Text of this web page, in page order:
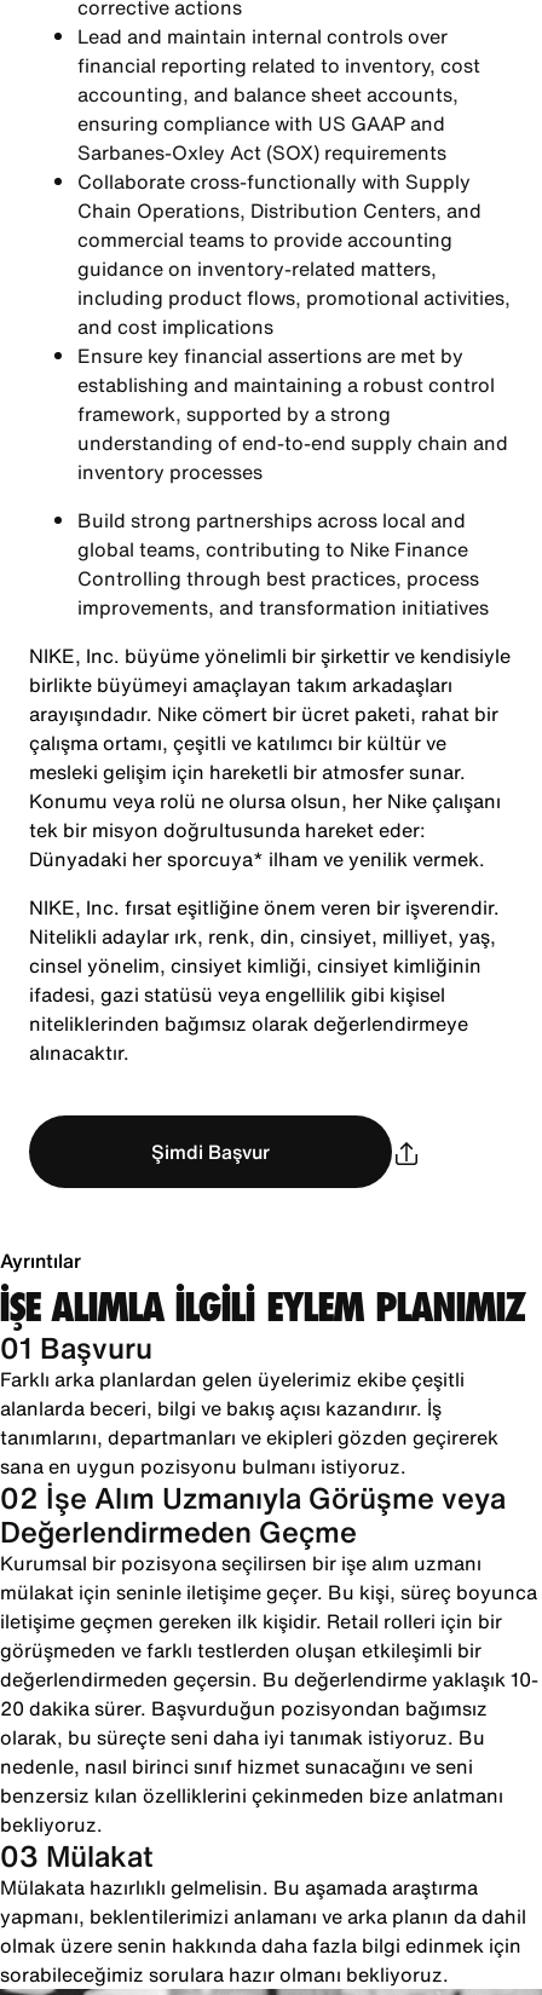
corrective actions
Lead and maintain internal controls over
financial reporting related to inventory, cost
accounting, and balance sheet accounts,
ensuring compliance with US GAAP and
Sarbanes-Oxley Act (SOX) requirements
Collaborate cross-functionally with Supply
Chain Operations, Distribution Centers, and
commercial teams to provide accounting
guidance on inventory-related matters,
including product flows, promotional activities,
and cost implications
Ensure key financial assertions are met by
establishing and maintaining a robust control
framework, supported by a strong
understanding of end-to-end supply chain and
inventory processes
Build strong partnerships across local and
global teams, contributing to Nike Finance
Controlling through best practices, process
improvements, and transformation initiatives
NIKE, Inc. büyüme yönelimli bir şirkettir ve kendisiyle
birlikte büyümeyi amaçlayan takım arkadaşları
arayışındadır. Nike cömert bir ücret paketi, rahat bir
çalışma ortamı, çeşitli ve katılımcı bir kültür ve
mesleki gelişim için hareketli bir atmosfer sunar.
Konumu veya rolü ne olursa olsun, her Nike çalışanı
tek bir misyon doğrultusunda hareket eder:
Dünyadaki her sporcuya* ilham ve yenilik vermek.
NIKE, Inc. fırsat eşitliğine önem veren bir işverendir.
Nitelikli adaylar ırk, renk, din, cinsiyet, milliyet, yaş,
cinsel yönelim, cinsiyet kimliği, cinsiyet kimliğinin
ifadesi, gazi statüsü veya engellilik gibi kişisel
niteliklerinden bağımsız olarak değerlendirmeye
alınacaktır.
Şimdi Başvur
Ayrıntılar
İŞE ALIMLA İLGİLİ EYLEM PLANIMIZ
01 Başvuru
Farklı arka planlardan gelen üyelerimiz ekibe çeşitli
alanlarda beceri, bilgi ve bakış açısı kazandırır. İş
tanımlarını, departmanları ve ekipleri gözden geçirerek
sana en uygun pozisyonu bulmanı istiyoruz.
02 İşe Alım Uzmanıyla Görüşme veya
Değerlendirmeden Geçme
Kurumsal bir pozisyona seçilirsen bir işe alım uzmanı
mülakat için seninle iletişime geçer. Bu kişi, süreç boyunca
iletişime geçmen gereken ilk kişidir. Retail rolleri için bir
görüşmeden ve farklı testlerden oluşan etkileşimli bir
değerlendirmeden geçersin. Bu değerlendirme yaklaşık 10-
20 dakika sürer. Başvurduğun pozisyondan bağımsız
olarak, bu süreçte seni daha iyi tanımak istiyoruz. Bu
nedenle, nasıl birinci sınıf hizmet sunacağını ve seni
benzersiz kılan özelliklerini çekinmeden bize anlatmanı
bekliyoruz.
03 Mülakat
Mülakata hazırlıklı gelmelisin. Bu aşamada araştırma
yapmanı, beklentilerimizi anlamanı ve arka planın da dahil
olmak üzere senin hakkında daha fazla bilgi edinmek için
sorabileceğimiz sorulara hazır olmanı bekliyoruz.